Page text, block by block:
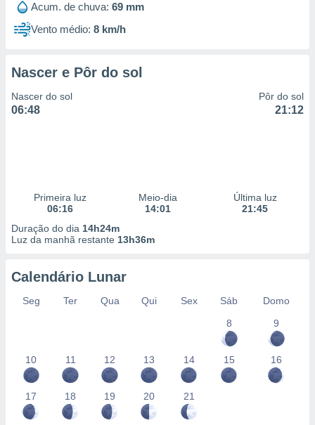
Acum. de chuva: 69 mm
Vento médio: 8 km/h
Nascer e Pôr do sol
Nascer do sol
06:48
Pôr do sol
21:12
Primeira luz
06:16
Meio-dia
14:01
Última luz
21:45
Duração do dia 14h24m
Luz da manhã restante 13h36m
Calendário Lunar
Seg Ter Qua Qui Sex Sáb
Domo
8
9
10 11 12 13 14 15 16
17 18 19 20 21